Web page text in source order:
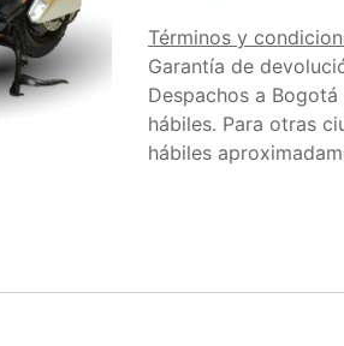
Términos y
Garantía de
Despachos a
hábiles. Para otras
hábiles